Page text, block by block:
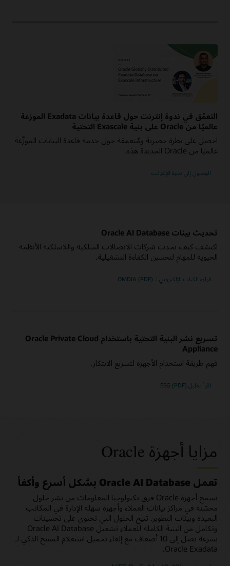
التعمُق في ندوة إنترنت حول قاعدة بيانات Exadata الموزعة
عالميًا من Oracle على بنية Exascale التحتية
احصل على نظرة حصرية ومُتعمقة حول خدمة قاعدة البيانات الموزَّعة
عالميًا من Oracle الجديدة هذه.
الوصول إلى ندوة الإنترنت
تحديث بيئات Oracle AI Database
اكتشف كيف تحدث شركات الاتصالات السلكية واللاسلكية الأنظمة
الحيوية للمهام لتحسين الكفاءة التشغيلية.
قراءة الكتاب الإلكتروني لـ OMDIA (PDF)
تسريع نشر البنية التحتية باستخدام Oracle Private Cloud
Appliance
فهم طريقة استخدام الأجهزة لتسريع الابتكار.
اقرأ تحليل ESG (PDF)
مزايا أجهزة Oracle
تعمل Oracle AI Database بشكل أسرع وأكفأ
تسمح أجهزة Oracle فرق تكنولوجيا المعلومات من نشر حلول
محسّنة في مراكز بيانات العملاء وأجهزة سهلة الإدارة في المكاتب
البعيدة وبيئات التطوير. تتيح الحلول التي تحتوي على تحسينات
وتكامل من البنية الكاملة للعملاء تشغيل Oracle AI Database
بسرعة تصل إلى 10 أضعاف مع إلغاء تحميل استعلام المسح الذكي لـ
Oracle Exadata.